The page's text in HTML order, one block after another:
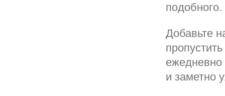
подобного.
Добавьте
ежедневно
и заметно